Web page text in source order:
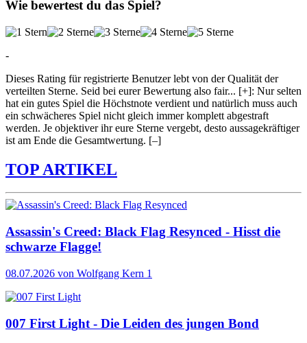
Wie bewertest du das Spiel?
-
Dieses Rating für registrierte Benutzer lebt von der Qualität der
verteilten Sterne. Seid bei eurer Bewertung also fair... [+]: Nur selten
hat ein gutes Spiel die Höchstnote verdient und natürlich muss auch
ein schwächeres Spiel nicht gleich immer komplett abgestraft
werden. Je objektiver ihr eure Sterne vergebt, desto aussagekräftiger
ist am Ende die Gesamtwertung. [–]
TOP ARTIKEL
Assassin's Creed: Black Flag Resynced - Hisst die
schwarze Flagge!
08.07.2026 von Wolfgang Kern 1
007 First Light - Die Leiden des jungen Bond